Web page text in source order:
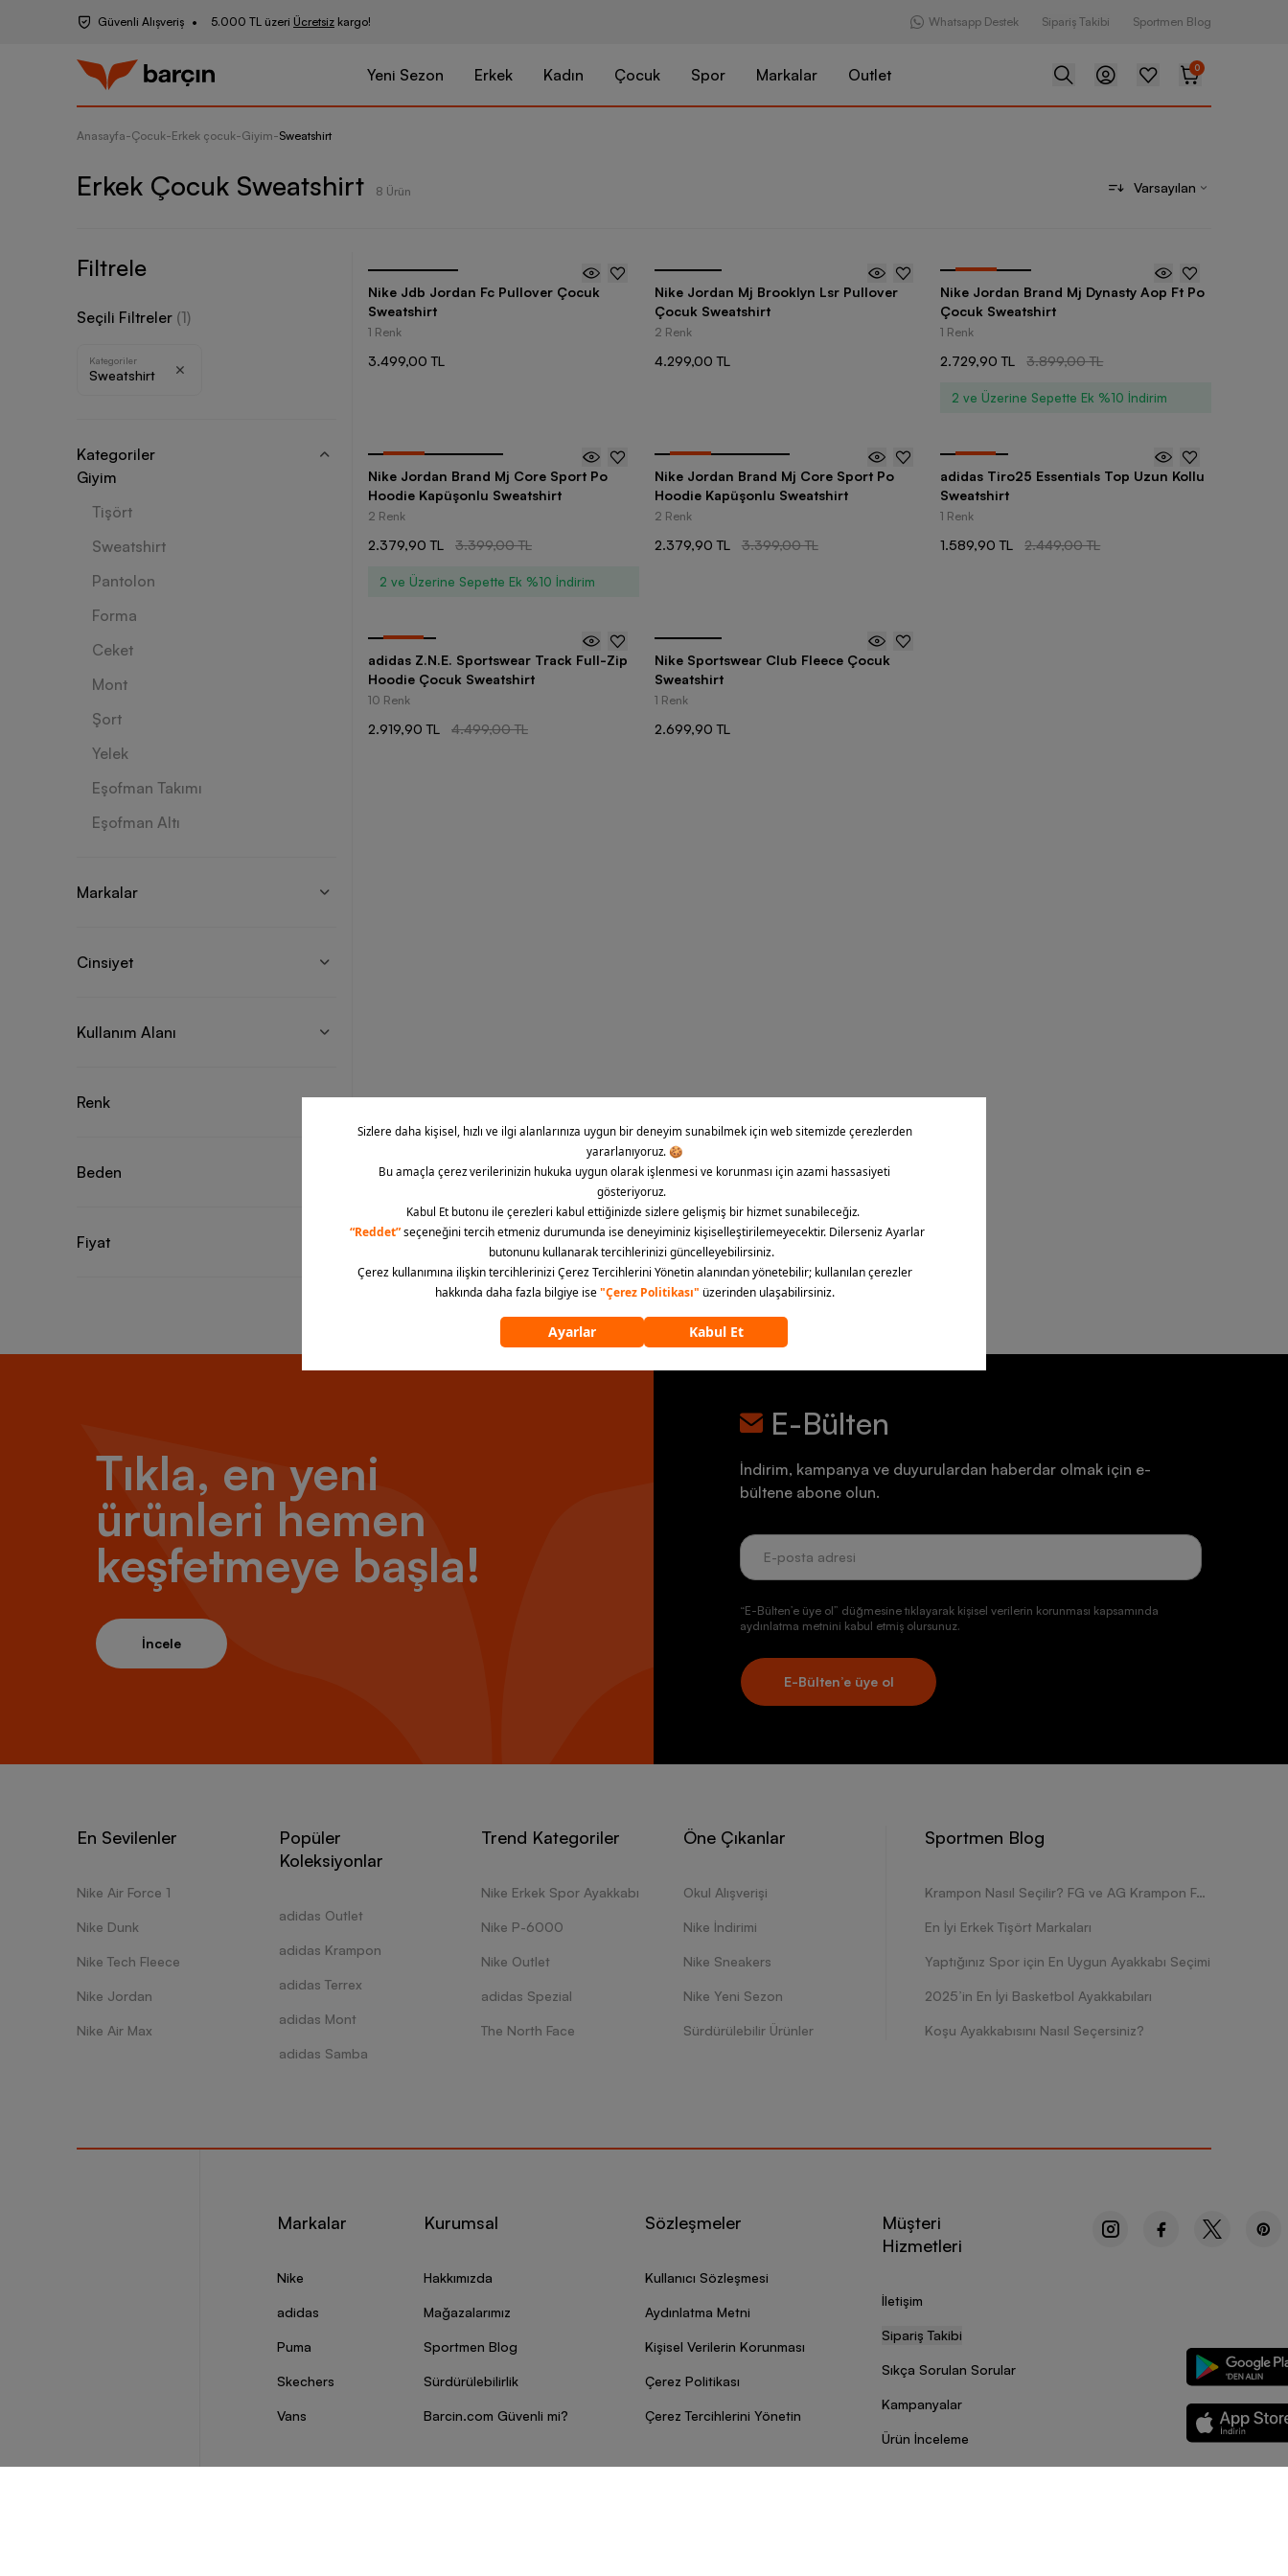
Güvenli Alışveriş 5.000 TL üzeri Ücretsiz kargo! Whatsapp Destek Sipariş Takibi Sportmen Blog
Yeni Sezon Erkek Kadın Çocuk Spor Markalar Outlet 0
Anasayfa-Çocuk-Erkek çocuk-Giyim-Sweatshirt
Erkek Çocuk Sweatshirt 8 Ürün Varsayılan
Filtrele
Seçili Filtreler (1)
Kategoriler
Sweatshirt
Kategoriler
Giyim
Tişört
Sweatshirt
Pantolon
Forma
Ceket
Mont
Şort
Yelek
Eşofman Takımı
Eşofman Altı
Markalar
Cinsiyet
Kullanım Alanı
Renk
Beden
Fiyat
Nike Jdb Jordan Fc Pullover Çocuk
Sweatshirt
1 Renk
3.499,00 TL
Nike Jordan Mj Brooklyn Lsr Pullover
Çocuk Sweatshirt
2 Renk
4.299,00 TL
Nike Jordan Brand Mj Dynasty Aop Ft Po
Çocuk Sweatshirt
1 Renk
2.729,90 TL 3.899,00 TL
2 ve Üzerine Sepette Ek %10 İndirim
Nike Jordan Brand Mj Core Sport Po
Hoodie Kapüşonlu Sweatshirt
2 Renk
2.379,90 TL 3.399,00 TL
2 ve Üzerine Sepette Ek %10 İndirim
Nike Jordan Brand Mj Core Sport Po
Hoodie Kapüşonlu Sweatshirt
2 Renk
2.379,90 TL 3.399,00 TL
adidas Tiro25 Essentials Top Uzun Kollu
Sweatshirt
1 Renk
1.589,90 TL 2.449,00 TL
adidas Z.N.E. Sportswear Track Full-Zip
Hoodie Çocuk Sweatshirt
10 Renk
2.919,90 TL 4.499,00 TL
Nike Sportswear Club Fleece Çocuk
Sweatshirt
1 Renk
2.699,90 TL
Tıkla, en yeni
ürünleri hemen
keşfetmeye başla!
İncele
E-Bülten
İndirim, kampanya ve duyurulardan haberdar olmak için e-
bültene abone olun.
“E-Bülten’e üye ol” düğmesine tıklayarak kişisel verilerin korunması kapsamında
aydınlatma metnini kabul etmiş olursunuz.
E-Bülten’e üye ol
En Sevilenler
Nike Air Force 1
Nike Dunk
Nike Tech Fleece
Nike Jordan
Nike Air Max
Popüler
Koleksiyonlar
adidas Outlet
adidas Krampon
adidas Terrex
adidas Mont
adidas Samba
Trend Kategoriler
Nike Erkek Spor Ayakkabı
Nike P-6000
Nike Outlet
adidas Spezial
The North Face
Öne Çıkanlar
Okul Alışverişi
Nike İndirimi
Nike Sneakers
Nike Yeni Sezon
Sürdürülebilir Ürünler
Sportmen Blog
Krampon Nasıl Seçilir? FG ve AG Krampon Farkları Nelerdir?
En İyi Erkek Tişört Markaları
Yaptığınız Spor için En Uygun Ayakkabı Seçimi
2025’in En İyi Basketbol Ayakkabıları
Koşu Ayakkabısını Nasıl Seçersiniz?
Markalar
Nike
adidas
Puma
Skechers
Vans
Kurumsal
Hakkımızda
Mağazalarımız
Sportmen Blog
Sürdürülebilirlik
Barcin.com Güvenli mi?
Sözleşmeler
Kullanıcı Sözleşmesi
Aydınlatma Metni
Kişisel Verilerin Korunması
Çerez Politikası
Çerez Tercihlerini Yönetin
Müşteri
Hizmetleri
İletişim
Sipariş Takibi
Sıkça Sorulan Sorular
Kampanyalar
Ürün İnceleme